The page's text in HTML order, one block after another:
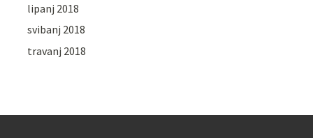
lipanj 2018
svibanj 2018
travanj 2018